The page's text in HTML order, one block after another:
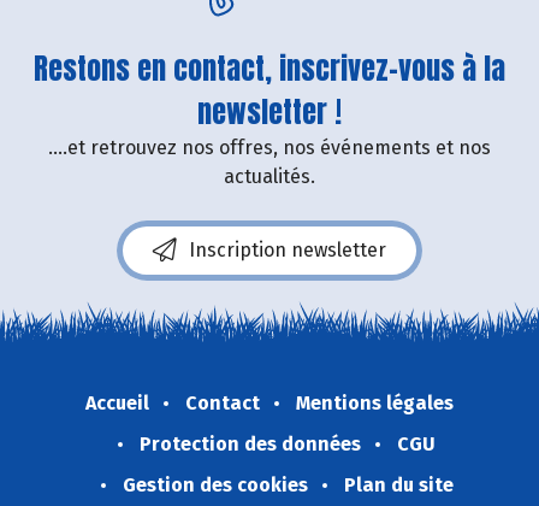
Restons en contact, inscrivez-vous à la
newsletter !
....et retrouvez nos offres, nos événements et nos
actualités.
Inscription newsletter
Accueil Contact
Mentions légales
Protection des données
CGU
Gestion des cookies
Plan du site